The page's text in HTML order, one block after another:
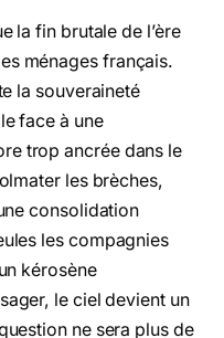
la fin brutale de l’ère
ménages français.
la souveraineté
face à une
trop ancrée dans le
les brèches,
consolidation
les compagnies
kérosène
le ciel devient un
ne sera plus de